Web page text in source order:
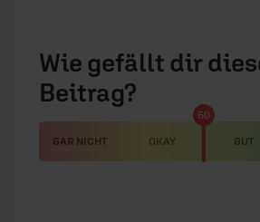
Wie gefällt dir
Beitrag?
GAR NICHT OKAY GUT
50